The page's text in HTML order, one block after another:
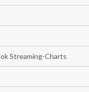
Streaming-Charts